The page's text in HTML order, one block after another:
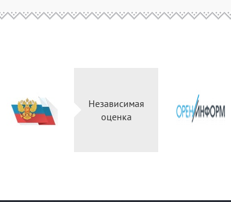
Независимая
оценка